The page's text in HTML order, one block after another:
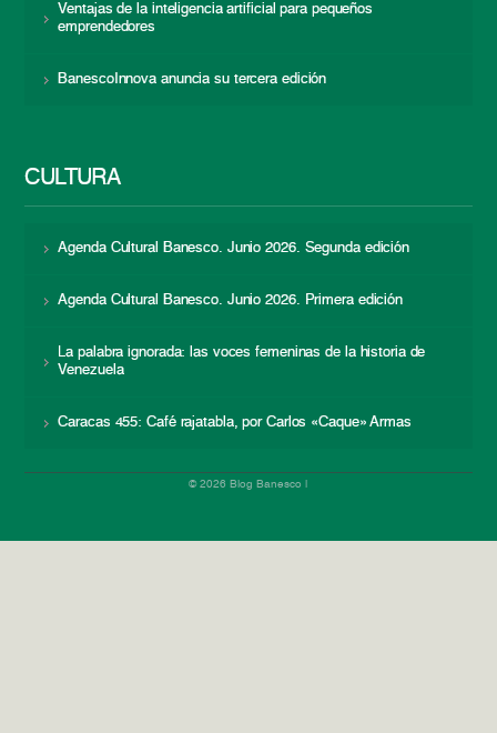
Ventajas de la inteligencia artificial para pequeños
emprendedores
BanescoInnova anuncia su tercera edición
CULTURA
Agenda Cultural Banesco. Junio 2026. Segunda edición
Agenda Cultural Banesco. Junio 2026. Primera edición
La palabra ignorada: las voces femeninas de la historia de
Venezuela
Caracas 455: Café rajatabla, por Carlos «Caque» Armas
© 2026 Blog Banesco |